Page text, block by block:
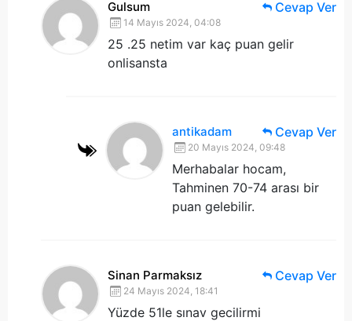
Gulsum
14 Mayıs 2024, 04:08
25 .25 netim var kaç puan gelir
onlisansta
Cevap Ver
antikadam
20 Mayıs 2024, 09:48
Merhabalar hocam,
Tahminen 70-74 arası bir
puan gelebilir.
Cevap Ver
Sinan Parmaksız
24 Mayıs 2024, 18:41
Yüzde 51le sınav gecilirmi
Cevap Ver